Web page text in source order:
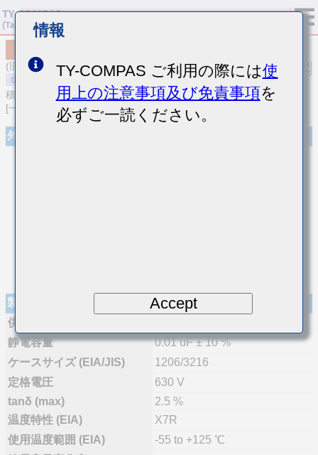
(旧品番 SMK316B7103KF-T)
積層セラミックコンデンサ
[一般用 中高耐圧積層セラミックコンデンサ]
外観
製品仕様
供給体制
静電容量
0.01 uF ± 10 %
ケースサイズ (EIA/JIS)
1206/3216
定格電圧
630 V
tanδ (max)
2.5 %
温度特性 (EIA)
X7R
使用温度範囲 (EIA)
-55 to +125 ℃
情報
TY-COMPAS ご利用の際には使
用上の注意事項及び免責事項を
必ずご一読ください。
Accept